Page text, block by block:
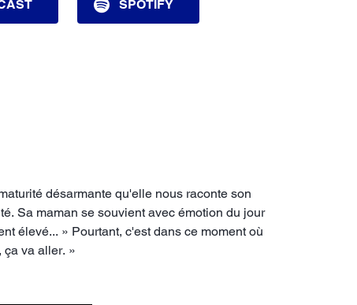
SPOTIFY
désarmante qu'elle nous raconte son
Sa maman se souvient avec émotion du jour
élevé... » Pourtant, c'est dans ce moment où
ça va aller. »